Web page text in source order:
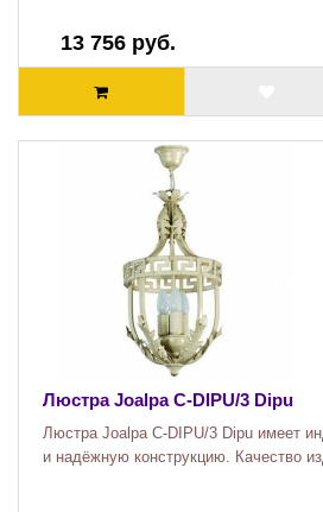
13 756 руб.
Люстра Joalpa C-DIPU/3 Dipu
Люстра Joalpa C-DIPU/3 Dipu имеет
и надёжную конструкцию. Качество